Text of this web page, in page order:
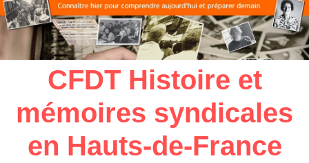
CFDT Histoire et
mémoires syndicales
en Hauts-de-France